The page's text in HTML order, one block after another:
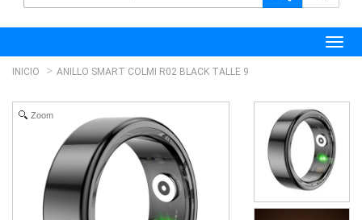
INICIO ANILLO SMART COLMI R02 BLACK TALLE 9
Zoom